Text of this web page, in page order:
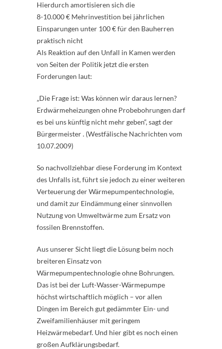
Hierdurch amortisieren sich die
8-10.000 € Mehrinvestition bei jährlichen
Einsparungen unter 100 € für den Bauherren
praktisch nicht
Als Reaktion auf den Unfall in Kamen werden
von Seiten der Politik jetzt die ersten
Forderungen laut:
„Die Frage ist: Was können wir daraus lernen?
Erdwärmeheizungen ohne Probebohrungen darf
es bei uns künftig nicht mehr geben“, sagt der
Bürgermeister . (Westfälische Nachrichten vom
10.07.2009)
So nachvollziehbar diese Forderung im Kontext
des Unfalls ist, führt sie jedoch zu einer weiteren
Verteuerung der Wärmepumpentechnologie,
und damit zur Eindämmung einer sinnvollen
Nutzung von Umweltwärme zum Ersatz von
fossilen Brennstoffen.
Aus unserer Sicht liegt die Lösung beim noch
breiteren Einsatz von
Wärmepumpentechnologie ohne Bohrungen.
Das ist bei der Luft-Wasser-Wärmepumpe
höchst wirtschaftlich möglich – vor allen
Dingen im Bereich gut gedämmter Ein- und
Zweifamilienhäuser mit geringem
Heizwärmebedarf. Und hier gibt es noch einen
großen Aufklärungsbedarf.